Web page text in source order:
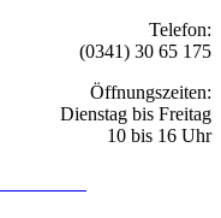
Telefon:
(0341) 30 65 175
Öffnungszeiten:
Dienstag bis Freitag
10 bis 16 Uhr